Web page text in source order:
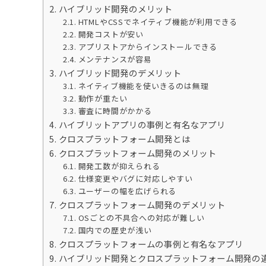
ハイブリッド開発のメリット
HTMLやCSSでネイティブ機能が利用できる
開発コストが安い
アプリストアからインストールできる
メンテナンスが容易
ハイブリッド開発のデメリット
ネイティブ機能を使いきるのは無理
動作が重たい
審査に時間がかかる
ハイブリットアプリの事例と有名なアプリ
クロスプラットフォーム開発とは
クロスプラットフォーム開発のメリット
開発工数が抑えられる
仕様変更やバグに対応しやすい
ユーザーの幅を広げられる
クロスプラットフォーム開発のデメリット
OSごとの不具合への対応が難しい
国内での歴史が浅い
クロスプラットフォームの事例と有名なアプリ
ハイブリッド開発とクロスプラットフォーム開発の